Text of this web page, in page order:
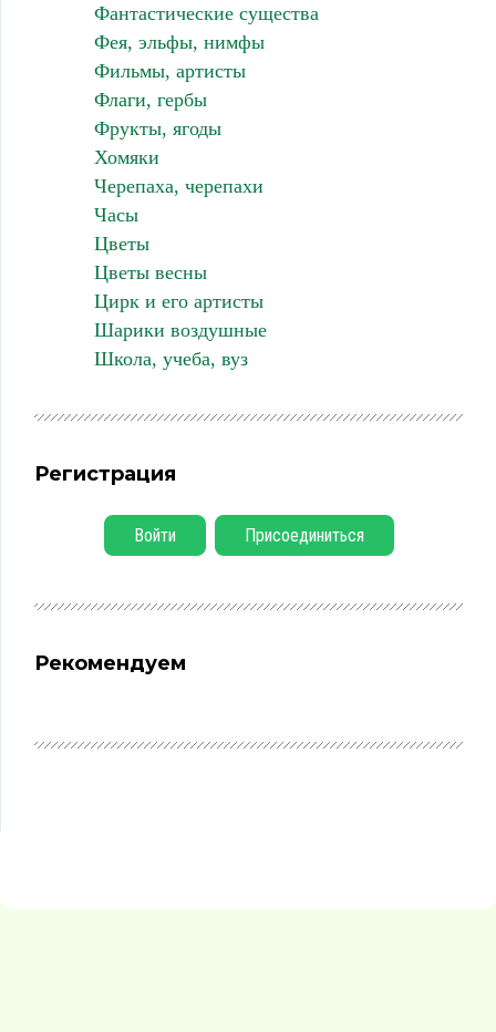
Фантастические существа
Фея, эльфы, нимфы
Фильмы, артисты
Флаги, гербы
Фрукты, ягоды
Хомяки
Черепаха, черепахи
Часы
Цветы
Цветы весны
Цирк и его артисты
Шарики воздушные
Школа, учеба, вуз
Регистрация
Войти Присоединиться
Рекомендуем